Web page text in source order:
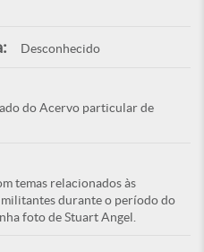
Desconhecido
do Acervo particular de
temas relacionados às
durante o período do
foto de Stuart Angel.